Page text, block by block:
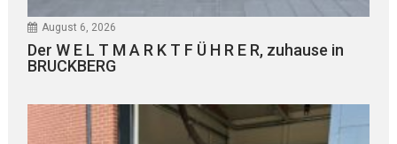
August 6, 2026
Der W E L T M A R K T F Ü H R E R, zuhause in
BRUCKBERG